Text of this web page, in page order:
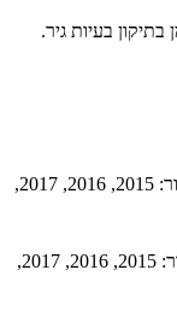
בתיקון בעיות גיר.
דאצ’יה דוקר 1.2 טורבו-בנזין Ambiance שנות ייצור: 2015, 2016, 2017,
דאצ’יה דוקר 1.5 טורבו-דיזל Ambiance שנות ייצור: 2015, 2016, 2017,